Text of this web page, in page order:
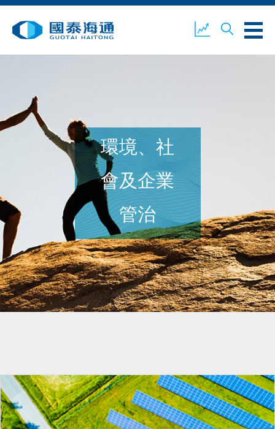
關於我們
環境、社會及企業管治
客戶登入
環境、社
會及企業
管治